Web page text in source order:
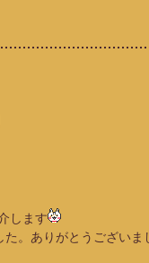
します
。ありがとうございま